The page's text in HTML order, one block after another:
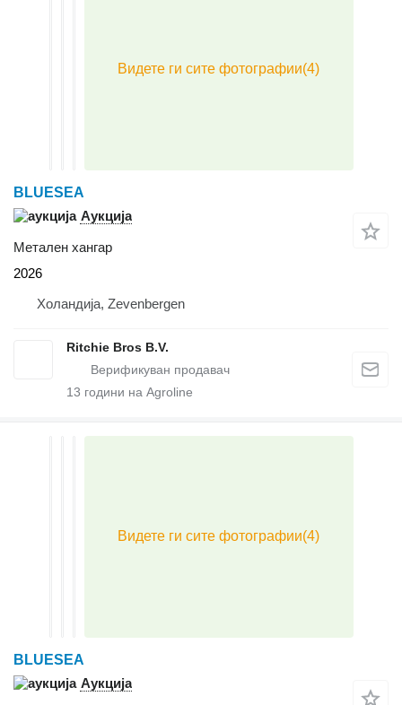
BLUESEA
Аукција
Метален хангар
2026
Холандија, Zevenbergen
Ritchie Bros B.V.
13 години на Agroline
BLUESEA
Аукција